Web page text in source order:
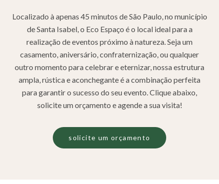
Localizado à apenas 45 minutos de São Paulo, no município
de Santa Isabel, o Eco Espaço é o local ideal para a
realização de eventos próximo à natureza. Seja um
casamento, aniversário, confraternização, ou qualquer
outro momento para celebrar e eternizar, nossa estrutura
ampla, rústica e aconchegante é a combinação perfeita
para garantir o sucesso do seu evento. Clique abaixo,
solicite um orçamento e agende a sua visita!
solicite um orçamento